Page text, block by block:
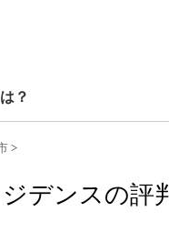
？
>
デンスの評